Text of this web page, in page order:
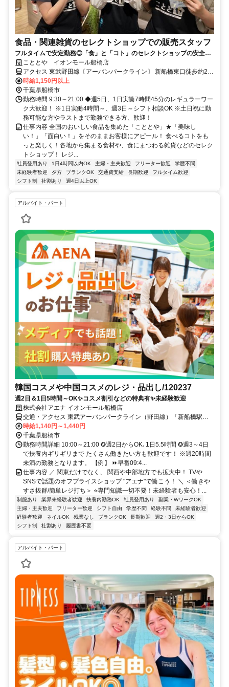
食品・関連雑貨のセレクトショップでの販売スタッフ
フルタイムで安定勤務◎「食」と「コト」のセレクトショップの安全・
安心な美味しいものに囲まれてのお仕事
こととや イオンモール船橋店
アクセス 東武野田線〔アーバンパークライン〕 新船橋東口徒歩約2
分、東葉高速線 東海神T4口徒歩約8分、京成本線 海神徒歩約12分 新
船橋駅より徒歩1分
時給1,150円以上
千葉県船橋市
勤務時間 9:30～21:00 ◆週5日、1日実働7時間45分のレギュラーワー
ク大歓迎！ ※1日実働4時間～、週3日～シフト相談OK ※土日祝に勤
務可能な方やラストまで勤務できる方、歓迎！
仕事内容 全国のおいしい食品を集めた「こととや」★「美味し
い！」「面白い！」をそのままお客様にアピール！ 食べるコトをも
っと楽しく！各地から集まる食材や、食にまつわる雑貨などのセレク
トショップ！ レジ...
社員登用あり 1日4時間以内OK 主婦・主夫歓迎 フリーター歓迎
学歴不問
未経験者歓迎
夕方 ブランクOK 交通費支給 長期歓迎
フルタイム歓迎
シフト制
社割あり 週4日以上OK
アルバイト・パート
韓国コスメや中国コスメのレジ・品出し/120237
週2日＆1日5時間～OK✨コスメ割引などの特典有✨未経験歓迎
株式会社アエナ イオンモール船橋店
交通・アクセス 東武アーバンパークライン（野田線）「新船橋駅」
より徒歩1分
時給1,140円～1,440円
千葉県船橋市
勤務時間詳細 10:00～21:00 ✪週2日からOK､1日5.5時間 ✪週3～4日
で扶養内ギリギリまで たくさん働きたい方も歓迎です！ ※週20時間
未満の勤務となります。 【例】 ⏩早番09:4...
仕事内容 ／ 関東だけでなく、 関西や中部地方でも拡大中！ TVや
SNSで話題のオフプライスショップ "アエナ"で働こう！ ＼ ＜働きや
すさ抜群/簡単レジ打ち＞ ⭐専門知識一切不要！未経験者も安心！...
制服あり 業界未経験者歓迎 扶養内勤務OK 社員登用あり
副業・WワークOK
主婦・主夫歓迎
フリーター歓迎 シフト自由 学歴不問 経験不問
未経験者歓迎
経験者歓迎
ネイルOK 残業なし ブランクOK 長期歓迎
週2・3日からOK
シフト制
社割あり 履歴書不要
アルバイト・パート